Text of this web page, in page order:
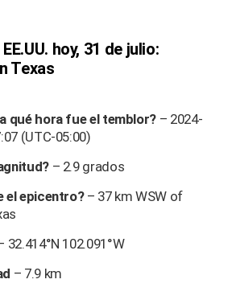
hoy, 31 de julio:
Texas
qué hora fue el temblor? – 2024-
(UTC-05:00)
– 2.9 grados
el epicentro? – 37 km WSW of
32.414°N 102.091°W
– 7.9 km